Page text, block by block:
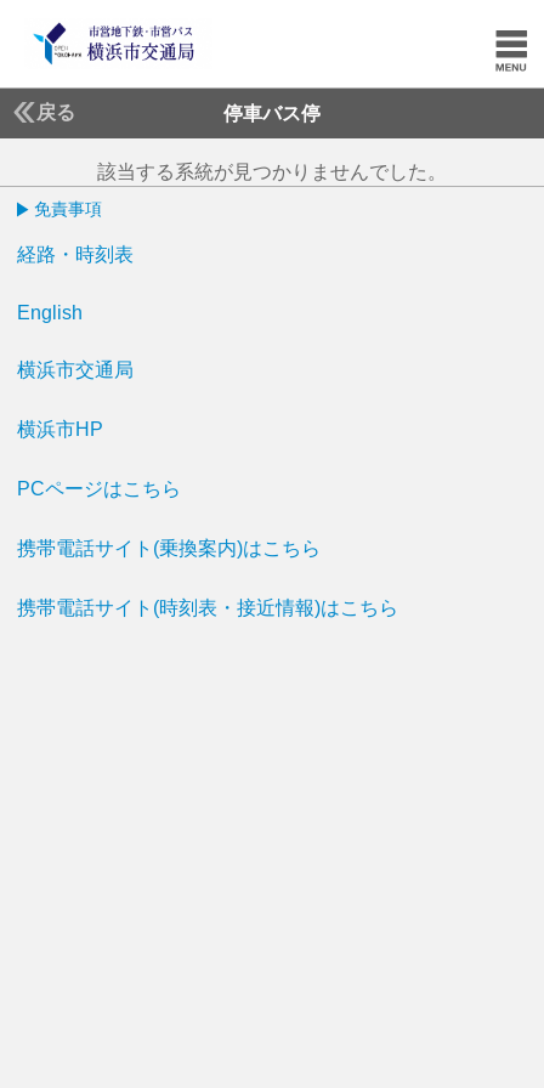
戻る 停車バス停
該当する系統が見つかりませんでした。
免責事項
経路・時刻表
English
横浜市交通局
横浜市HP
PCページはこちら
携帯電話サイト(乗換案内)はこちら
携帯電話サイト(時刻表・接近情報)はこちら